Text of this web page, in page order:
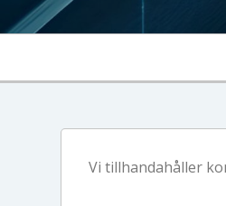
Vi tillhandahåller